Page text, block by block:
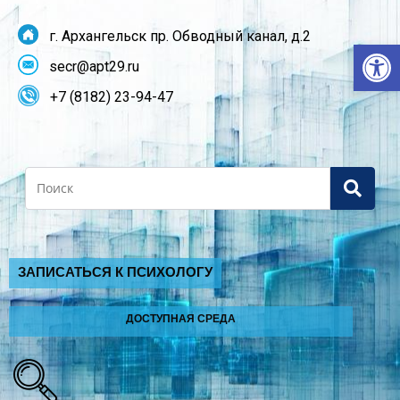
г. Архангельск пр. Обводный канал, д.2
secr@apt29.ru
+7 (8182) 23-94-47
Search
ЗАПИСАТЬСЯ К ПСИХОЛОГУ
ДОСТУПНАЯ СРЕДА